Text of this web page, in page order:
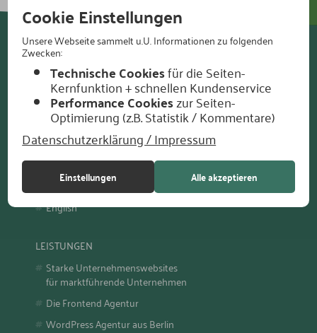
UNTERNEHMEN
Kontakt
Referenzen
Agentur
Karriere
Blog
Presse
English
LEISTUNGEN
Starke Unternehmenswebsites
für marktführende Unternehmen
Die Frontend Agentur
WordPress Agentur aus Berlin
Cookie Einstellungen
Unsere Webseite sammelt u.U. Informationen zu folgenden
Zwecken:
Technische Cookiesfür die Seiten-
Kernfunktion + schnellen Kundenservice
Performance Cookieszur Seiten-
Optimierung (z.B. Statistik / Kommentare)
Datenschutzerklärung / Impressum
Einstellungen Alle akzeptieren